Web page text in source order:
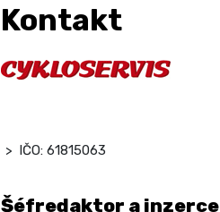
Kontakt
IČO: 61815063
Šéfredaktor a inzerce